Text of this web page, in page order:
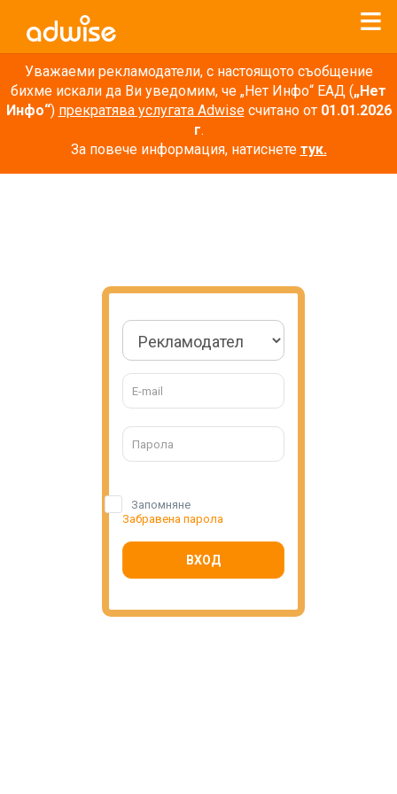
Уважаеми рекламодатели, с настоящото съобщение
бихме искали да Ви уведомим, че „Нет Инфо“ ЕАД („Нет
Инфо“) прекратява услугата Adwiseсчитано от 01.01.2026
г.
За повече информация, натиснете тук.
Запомняне
Забравена парола
ВХОД